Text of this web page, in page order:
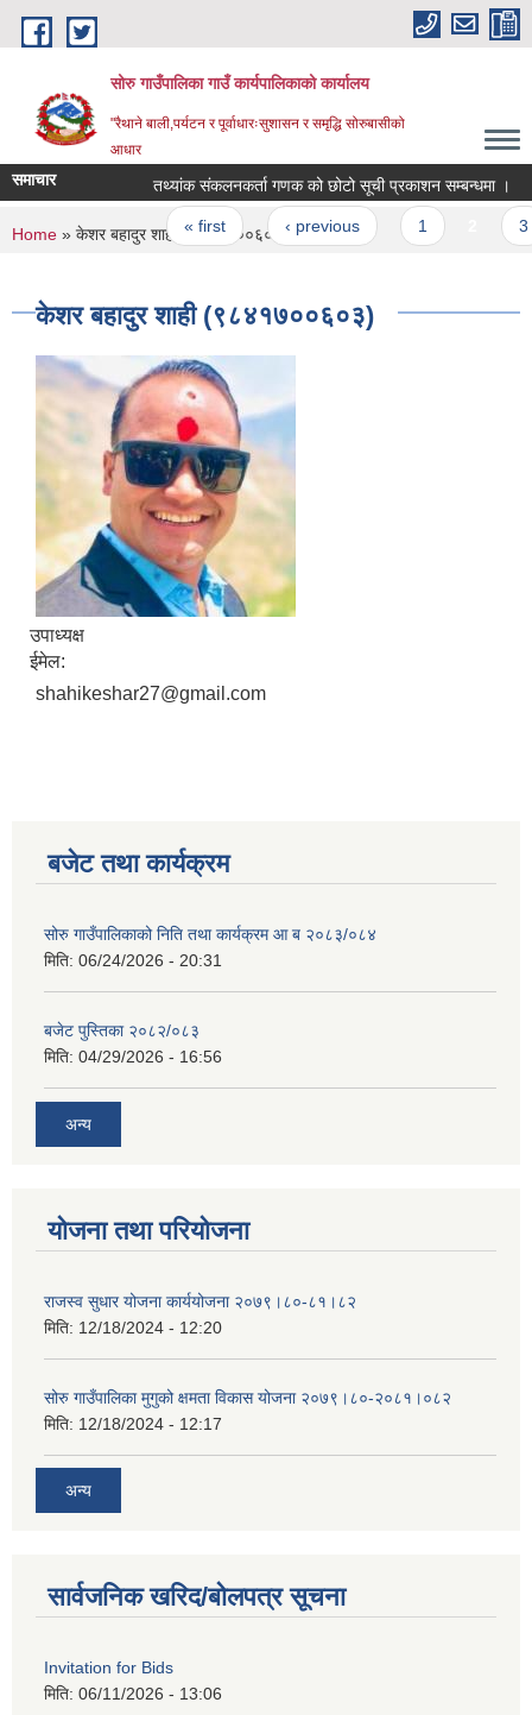
Skip to main content
सोरु गाउँपालिका गाउँ कार्यपालिकाको कार्यालय
"रैथाने बाली,पर्यटन र पूर्वाधारःसुशासन र समृद्धि सोरुबासीको
आधार
समाचार तथ्यांक संकलनकर्ता गणक को छोटो सूची प्रकाशन सम्बन्धमा ।
Pages
« first ‹ previous
You are here
Home » केशर बहादुर शाही (९८४१७००६०३)
केशर बहादुर शाही (९८४१७००६०३)
उपाध्यक्ष
ईमेल:
shahikeshar27@gmail.com
बजेट तथा कार्यक्रम
सोरु गाउँपालिकाको निति तथा कार्यक्रम आ ब २०८३/०८४
मिति: 06/24/2026 - 20:31
बजेट पुस्तिका २०८२/०८३
मिति: 04/29/2026 - 16:56
अन्य
योजना तथा परियोजना
राजस्व सुधार योजना कार्ययोजना २०७९।८०-८१।८२
मिति: 12/18/2024 - 12:20
सोरु गाउँपालिका मुगुको क्षमता विकास योजना २०७९।८०-२०८१।०८२
मिति: 12/18/2024 - 12:17
अन्य
सार्वजनिक खरिद/बोलपत्र सूचना
Invitation for Bids
मिति: 06/11/2026 - 13:06